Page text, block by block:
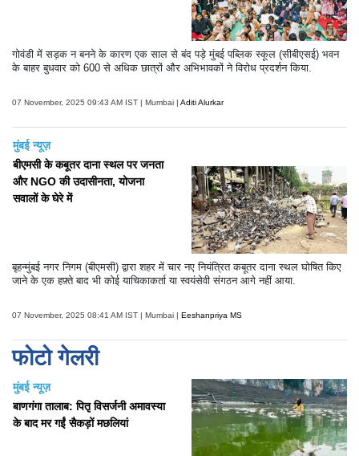
गोवंडी में सड़क न बनने के कारण एक साल से बंद पड़े मुंबई पब्लिक स्कूल (सीबीएसई) भवन
के बाहर बुधवार को 600 से अधिक छात्रों और अभिभावकों ने विरोध प्रदर्शन किया.
07 November, 2025 09:43 AM IST | Mumbai | Aditi Alurkar
मुंबई न्यूज़
बीएमसी के कबूतर दाना स्थल पर जनता
और NGO की उदासीनता, योजना
सवालों के घेरे में
बृहन्मुंबई नगर निगम (बीएमसी) द्वारा शहर में चार नए नियंत्रित कबूतर दाना स्थल घोषित किए
जाने के एक हफ़्ते बाद भी कोई याचिकाकर्ता या स्वयंसेवी संगठन आगे नहीं आया.
07 November, 2025 08:41 AM IST | Mumbai | Eeshanpriya MS
फोटो गेलरी
मुंबई न्यूज़
बाणगंगा तालाब: पितृ विसर्जनी अमावस्या
के बाद मर गईं सैकड़ों मछलियां